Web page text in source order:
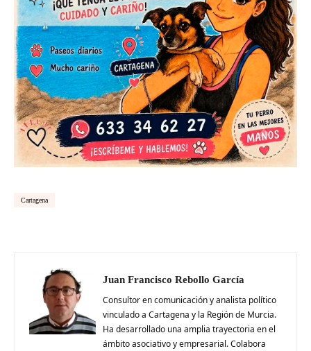
Cartagena
Juan Francisco Rebollo García
Consultor en comunicación y analista político
vinculado a Cartagena y la Región de Murcia.
Ha desarrollado una amplia trayectoria en el
ámbito asociativo y empresarial. Colabora